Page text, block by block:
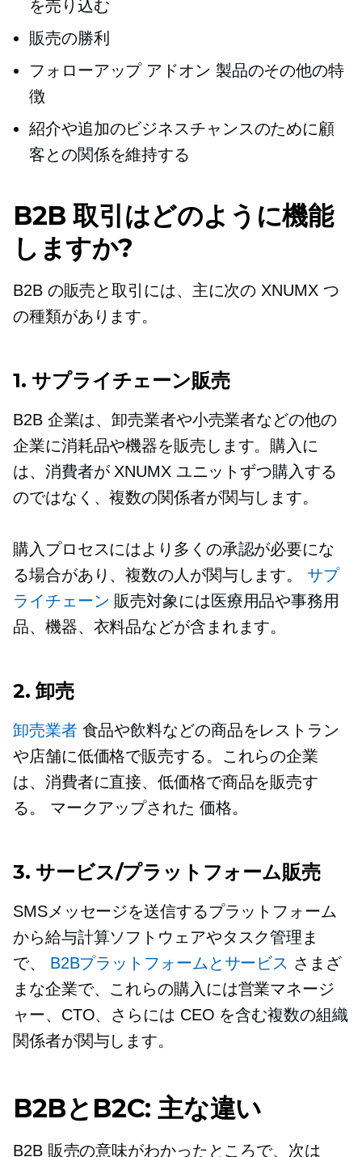
を売り込む
販売の勝利
フォローアップ アドオン 製品のその他の特
徴
紹介や追加のビジネスチャンスのために顧
客との関係を維持する
B2B 取引はどのように機能
しますか?
B2B の販売と取引には、主に次の XNUMX つ
の種類があります。
1. サプライチェーン販売
B2B 企業は、卸売業者や小売業者などの他の
企業に消耗品や機器を販売します。購入に
は、消費者が XNUMX ユニットずつ購入する
のではなく、複数の関係者が関与します。
購入プロセスにはより多くの承認が必要にな
る場合があり、複数の人が関与します。サプ
ライチェーン 販売対象には医療用品や事務用
品、機器、衣料品などが含まれます。
2. 卸売
卸売業者食品や飲料などの商品をレストラン
や店舗に低価格で販売する。これらの企業
は、消費者に直接、低価格で商品を販売す
る。 マークアップされた 価格。
3. サービス/プラットフォーム販売
SMSメッセージを送信するプラットフォーム
から給与計算ソフトウェアやタスク管理ま
で、 B2Bプラットフォームとサービス さまざ
まな企業で、これらの購入には営業マネージ
ャー、CTO、さらには CEO を含む複数の組織
関係者が関与します。
B2BとB2C: 主な違い
B2B 販売の意味がわかったところで、次は